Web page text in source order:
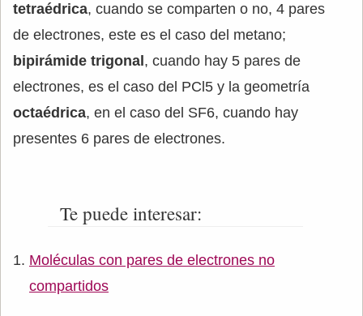
tetraédrica, cuando se comparten o no, 4 pares
de electrones, este es el caso del metano;
bipirámide trigonal , cuando hay 5 pares de
electrones, es el caso del PCl5 y la geometría
octaédrica, en el caso del SF6, cuando hay
presentes 6 pares de electrones.
Te puede interesar:
Moléculas con pares de electrones no
compartidos